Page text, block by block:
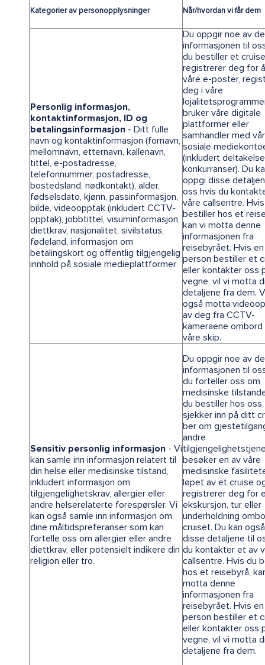
Kategorier av personopplysninger Når/hvordan vi får dem
Personlig informasjon,
kontaktinformasjon, ID og
betalingsinformasjon - Ditt fulle
navn og kontaktinformasjon (fornavn,
mellomnavn, etternavn, kallenavn,
tittel, e-postadresse,
telefonnummer, postadresse,
bostedsland, nødkontakt), alder,
fødselsdato, kjønn, passinformasjon,
bilde, videoopptak (inkludert CCTV-
opptak), jobbtittel, visuminformasjon,
diettkrav, nasjonalitet, sivilstatus,
fødeland, informasjon om
betalingskort og offentlig tilgjengelig
innhold på sosiale medieplattformer
Du oppgir noe av
informasjonen til
du bestiller et
registrerer deg for
våre e-poster,
deg i våre
bruker våre digitale
plattformer eller
samhandler med
sosiale
(inkludert
konkurranser). Du
oppgi disse
oss hvis du
våre callsentre.
bestiller hos et
kan vi motta denne
informasjonen fra
reisebyrået. Hvis
person bestiller et
eller kontakter oss
vegne, vil vi motta
detaljene fra dem.
også motta
av deg fra CCTV-
kameraene ombord
våre skip.
Sensitiv personlig informasjon - Vi
kan samle inn informasjon relatert til
din helse eller medisinske tilstand,
inkludert informasjon om
tilgjengelighetskrav, allergier eller
andre helserelaterte forespørsler. Vi
kan også samle inn informasjon om
dine måltidspreferanser som kan
fortelle oss om allergier eller andre
diettkrav, eller potensielt indikere din
religion eller tro.
Du oppgir noe av
informasjonen til
du forteller oss om
medisinske
du bestiller hos oss,
sjekker inn på ditt
ber om
andre
besøker en av våre
medisinske
løpet av et cruise
registrerer deg for
ekskursjon, tur eller
underholdning
cruiset. Du kan
disse detaljene til
du kontakter et av
callsentre. Hvis du
hos et reisebyrå,
motta denne
informasjonen fra
reisebyrået. Hvis
person bestiller et
eller kontakter oss
vegne, vil vi motta
detaljene fra dem.